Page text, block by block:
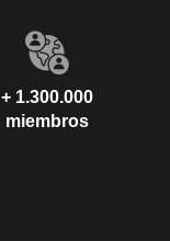
+ 1.300.000
miembros